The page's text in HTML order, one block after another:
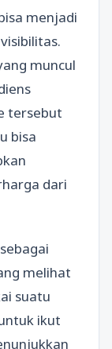
menjadi
muncul
tersebut
bisa
dari
melihat
suatu
ikut